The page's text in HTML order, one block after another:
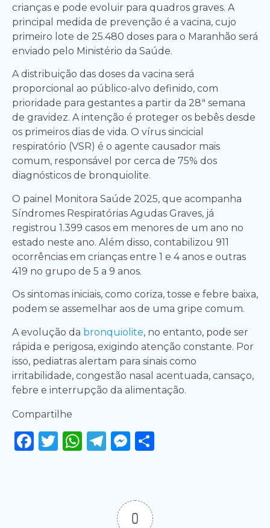
crianças e pode evoluir para quadros graves. A
principal medida de prevenção é a vacina, cujo
primeiro lote de 25.480 doses para o Maranhão será
enviado pelo Ministério da Saúde.
A distribuição das doses da vacina será
proporcional ao público-alvo definido, com
prioridade para gestantes a partir da 28ª semana
de gravidez. A intenção é proteger os bebês desde
os primeiros dias de vida. O vírus sincicial
respiratório (VSR) é o agente causador mais
comum, responsável por cerca de 75% dos
diagnósticos de bronquiolite.
O painel Monitora Saúde 2025, que acompanha
Síndromes Respiratórias Agudas Graves, já
registrou 1.399 casos em menores de um ano no
estado neste ano. Além disso, contabilizou 911
ocorrências em crianças entre 1 e 4 anos e outras
419 no grupo de 5 a 9 anos.
Os sintomas iniciais, como coriza, tosse e febre baixa,
podem se assemelhar aos de uma gripe comum.
A evolução da bronquiolite, no entanto, pode ser
rápida e perigosa, exigindo atenção constante. Por
isso, pediatras alertam para sinais como
irritabilidade, congestão nasal acentuada, cansaço,
febre e interrupção da alimentação.
Compartilhe
Facebook
Twitter
WhatsApp
Telegram
Messenger
0